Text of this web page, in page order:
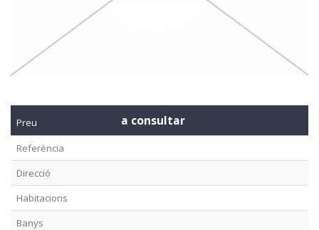
Preu a consultar
Referència
Direcció
Habitacions
Banys